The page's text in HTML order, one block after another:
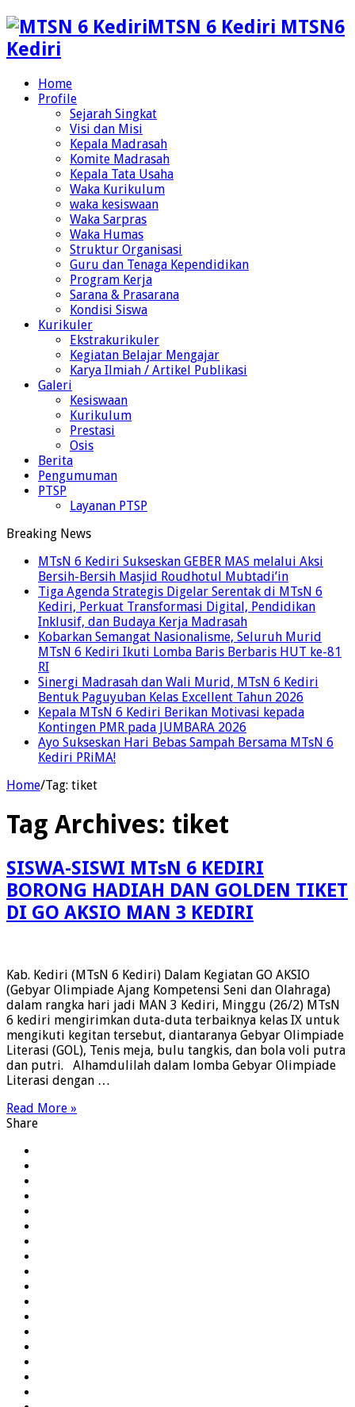
MTSN 6 Kediri MTSN6
Kediri
Home
Profile
Sejarah Singkat
Visi dan Misi
Kepala Madrasah
Komite Madrasah
Kepala Tata Usaha
Waka Kurikulum
waka kesiswaan
Waka Sarpras
Waka Humas
Struktur Organisasi
Guru dan Tenaga Kependidikan
Program Kerja
Sarana & Prasarana
Kondisi Siswa
Kurikuler
Ekstrakurikuler
Kegiatan Belajar Mengajar
Karya Ilmiah / Artikel Publikasi
Galeri
Kesiswaan
Kurikulum
Prestasi
Osis
Berita
Pengumuman
PTSP
Layanan PTSP
Breaking News
MTsN 6 Kediri Sukseskan GEBER MAS melalui Aksi
Bersih-Bersih Masjid Roudhotul Mubtadi’in
Tiga Agenda Strategis Digelar Serentak di MTsN 6
Kediri, Perkuat Transformasi Digital, Pendidikan
Inklusif, dan Budaya Kerja Madrasah
Kobarkan Semangat Nasionalisme, Seluruh Murid
MTsN 6 Kediri Ikuti Lomba Baris Berbaris HUT ke-81
RI
Sinergi Madrasah dan Wali Murid, MTsN 6 Kediri
Bentuk Paguyuban Kelas Excellent Tahun 2026
Kepala MTsN 6 Kediri Berikan Motivasi kepada
Kontingen PMR pada JUMBARA 2026
Ayo Sukseskan Hari Bebas Sampah Bersama MTsN 6
Kediri PRiMA!
Home/Tag: tiket
Tag Archives: tiket
SISWA-SISWI MTsN 6 KEDIRI
BORONG HADIAH DAN GOLDEN TIKET
DI GO AKSIO MAN 3 KEDIRI
Kab. Kediri (MTsN 6 Kediri) Dalam Kegiatan GO AKSIO
(Gebyar Olimpiade Ajang Kompetensi Seni dan Olahraga)
dalam rangka hari jadi MAN 3 Kediri, Minggu (26/2) MTsN
6 kediri mengirimkan duta-duta terbaiknya kelas IX untuk
mengikuti kegitan tersebut, diantaranya Gebyar Olimpiade
Literasi (GOL), Tenis meja, bulu tangkis, dan bola voli putra
dan putri. Alhamdulilah dalam lomba Gebyar Olimpiade
Literasi dengan …
Read More »
Share